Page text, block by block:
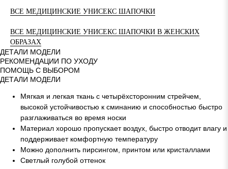
ВСЕ МЕДИЦИНСКИЕ УНИСЕКС ШАПОЧКИ
ВСЕ МЕДИЦИНСКИЕ УНИСЕКС ШАПОЧКИ В ЖЕНСКИХ
ОБРАЗАХ
ДЕТАЛИ МОДЕЛИ
РЕКОМЕНДАЦИИ ПО УХОДУ
ПОМОЩЬ С ВЫБОРОМ
ДЕТАЛИ МОДЕЛИ
Мягкая и легкая ткань с четырёхсторонним стрейчем,
высокой устойчивостью к сминанию и способностью быстро
разглаживаться во время носки
Материал хорошо пропускает воздух, быстро отводит влагу и
поддерживает комфортную температуру
Можно дополнить пирсингом, принтом или кристаллами
Светлый голубой оттенок